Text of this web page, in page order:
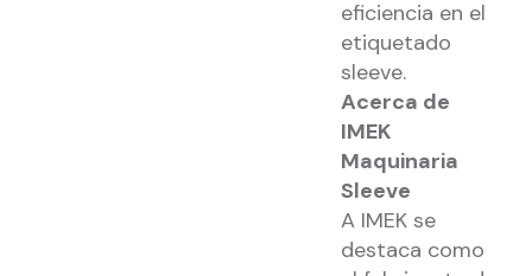
eficiencia en el
etiquetado
sleeve.
Acerca de
IMEK
Maquinaria
Sleeve
A IMEK se
destaca como